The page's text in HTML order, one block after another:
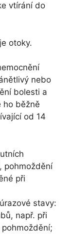
vtírání do
otoky.
nebo
bolesti a
ho běžně
od 14
pohmoždění
při
stavy:
např. při